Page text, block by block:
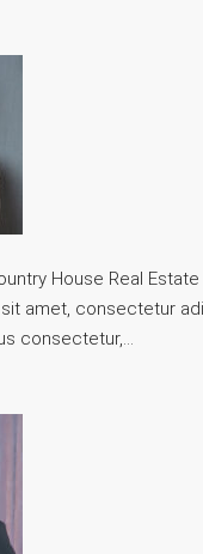
House Real Estate
amet, consectetur
consectetur,…